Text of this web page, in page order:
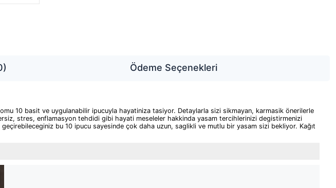
Ödeme Seçenekleri
10 basit ve uygulanabilir ipucuyla hayatiniza tasiyor. Detaylarla sizi sikmayan, karmasik önerilerle
stres, enflamasyon tehdidi gibi hayati meseleler hakkinda yasam tercihlerinizi degistirmenizi
bu 10 ipucu sayesinde çok daha uzun, saglikli ve mutlu bir yasam sizi bekliyor. Kağıt